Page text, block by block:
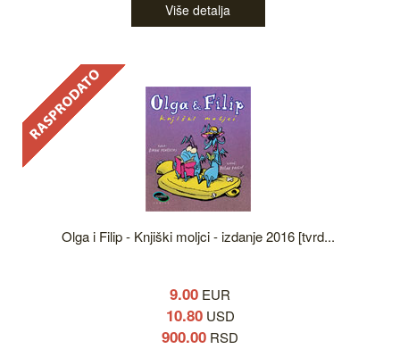
Više detalja
Olga i Filip - Knjiški moljci - izdanje 2016 [tvrd...
9.00 EUR
10.80USD
900.00 RSD